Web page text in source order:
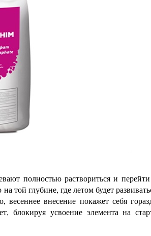
полностью раствориться и
той глубине, где летом будет
весеннее внесение покажет себя
блокируя усвоение элемента на